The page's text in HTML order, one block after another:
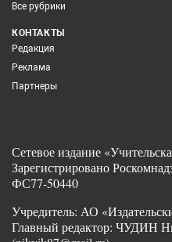
Все рубрики
КОНТАКТЫ
Редакция
Реклама
Партнеры
Сетевое издание
Зарегистрировано
ФС77-50440
Учредитель: АО
Главный редактор: ЧУДИН